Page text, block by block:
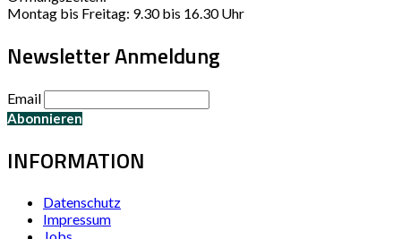
Montag bis Freitag: 9.30 bis 16.30 Uhr
Newsletter Anmeldung
Email
INFORMATION
Datenschutz
Impressum